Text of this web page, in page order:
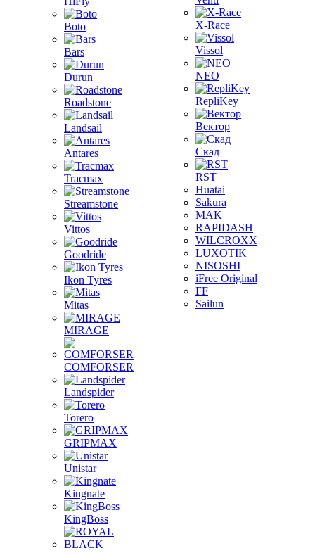
Boto
Bars
Durun
Roadstone
Landsail
Antares
Tracmax
Streamstone
Vittos
Goodride
Ikon Tyres
Mitas
MIRAGE
COMFORSER
Landspider
Torero
GRIPMAX
Unistar
Kingnate
KingBoss
X-Race
Vissol
NEO
RepliKey
Вектор
Скад
RST
Huatai
Sakura
MAK
RAPIDASH
WILCROXX
LUXOTIK
NISOSHI
iFree Original
FF
Sailun